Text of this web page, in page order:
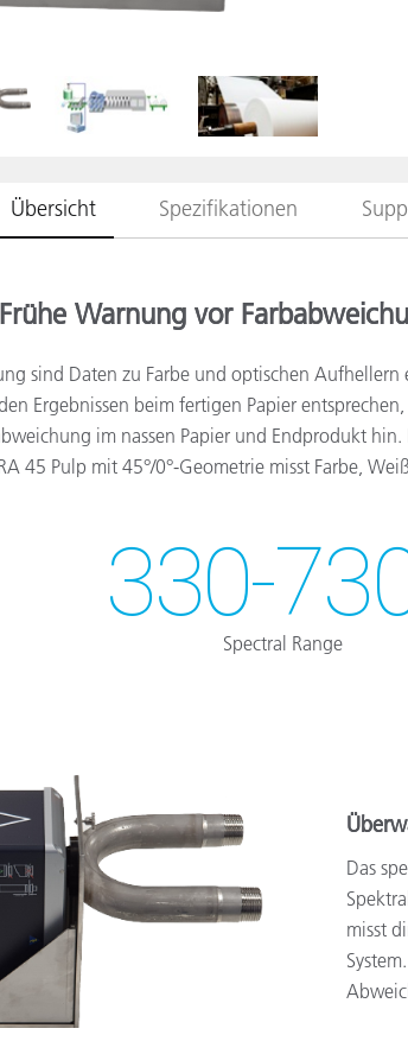
Übersicht Spezifikationen
Frühe Warnung vor
sind Daten zu Farbe und optischen
Ergebnissen beim fertigen Papier
im nassen Papier und Endprodukt
45 Pulp mit 45°/0°-Geometrie misst Farbe,
330-
Spectral Range
Das
misst